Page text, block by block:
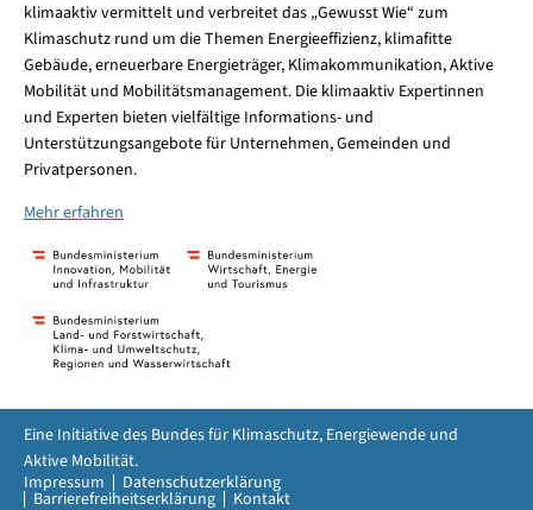
klimaaktiv vermittelt und verbreitet das „Gewusst Wie“ zum
Klimaschutz rund um die Themen Energieeffizienz, klimafitte
Gebäude, erneuerbare Energieträger, Klimakommunikation, Aktive
Mobilität und Mobilitätsmanagement. Die klimaaktiv Expertinnen
und Experten bieten vielfältige Informations- und
Unterstützungsangebote für Unternehmen, Gemeinden und
Privatpersonen.
Mehr erfahren
Impressum Datenschutzerklärung
Barrierefreiheitserklärung Kontakt
Eine Initiative des Bundes für Klimaschutz, Energiewende und
Aktive Mobilität.